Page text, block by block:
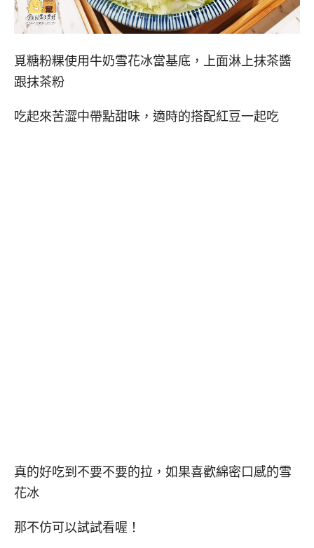
覓糖粉粿使用牛奶雪花冰當基底，上面淋上抹茶醬
跟抹茶粉
吃起來苦澀中帶點甜味，適時的搭配紅豆一起吃
真的好吃到不要不要的拉，如果喜歡綿密口感的雪
花冰
那不仿可以試試看喔！